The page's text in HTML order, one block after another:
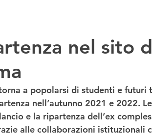
nel sito
a popolarsi di studenti e futuri
nell’autunno 2021 e 2022.
e la ripartenza dell’ex
alle collaborazioni istituzionali